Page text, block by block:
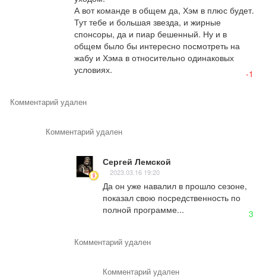
А вот команде в общем да, Хэм в плюс будет.
Тут тебе и большая звезда, и жирные
спонсоры, да и пиар бешенный. Ну и в
общем было бы интересно посмотреть на
жабу и Хэма в относительно одинаковых
условиях.
-1
Комментарий удален
Комментарий удален
Сергей Лемской
2023.03.16 19:20
Да он уже навалил в прошло сезоне,
показал свою посредственность по
полной программе...
3
Комментарий удален
Комментарий удален